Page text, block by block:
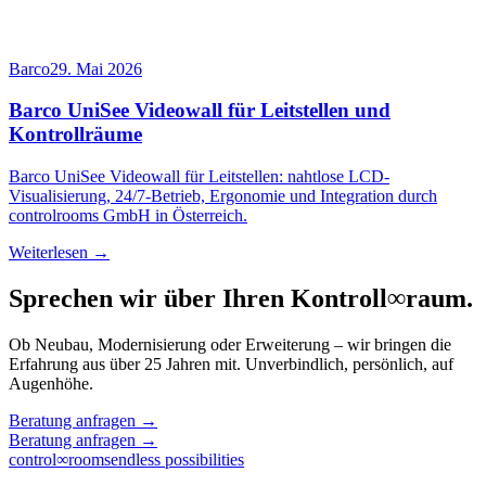
Barco29. Mai 2026
Barco UniSee Videowall für Leitstellen und
Kontrollräume
Barco UniSee Videowall für Leitstellen: nahtlose LCD-
Visualisierung, 24/7-Betrieb, Ergonomie und Integration durch
controlrooms GmbH in Österreich.
Weiterlesen →
Sprechen wir über Ihren Kontroll∞raum.
Ob Neubau, Modernisierung oder Erweiterung – wir bringen die
Erfahrung aus über 25 Jahren mit. Unverbindlich, persönlich, auf
Augenhöhe.
Beratung anfragen →
Beratung anfragen →
control∞roomsendless possibilities